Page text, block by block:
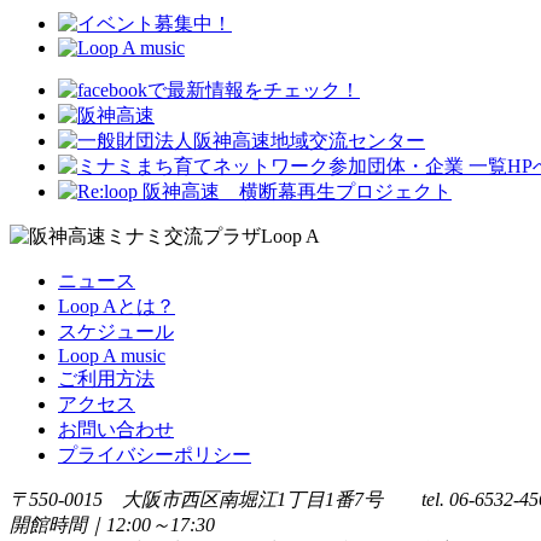
ニュース
Loop Aとは？
スケジュール
Loop A music
ご利用方法
アクセス
お問い合わせ
プライバシーポリシー
〒550-0015 大阪市西区南堀江1丁目1番7号 tel. 06-6532-
開館時間｜12:00～17:30